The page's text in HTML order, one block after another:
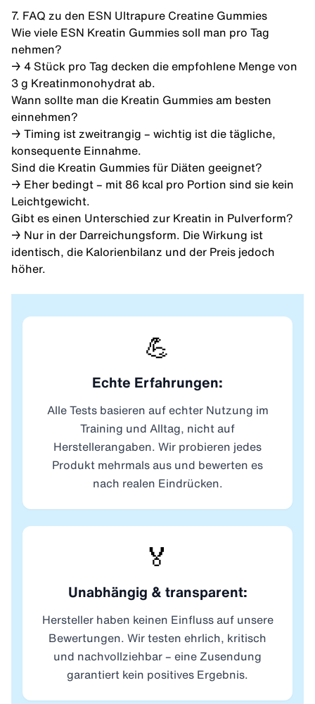
7. FAQ zu den ESN Ultrapure Creatine Gummies
Wie viele ESN Kreatin Gummies soll man pro Tag
nehmen?
→ 4 Stück pro Tag decken die empfohlene Menge von
3 g Kreatinmonohydrat ab.
Wann sollte man die Kreatin Gummies am besten
einnehmen?
→ Timing ist zweitrangig – wichtig ist die tägliche,
konsequente Einnahme.
Sind die Kreatin Gummies für Diäten geeignet?
→ Eher bedingt – mit 86 kcal pro Portion sind sie kein
Leichtgewicht.
Gibt es einen Unterschied zur Kreatin in Pulverform?
→ Nur in der Darreichungsform. Die Wirkung ist
identisch, die Kalorienbilanz und der Preis jedoch
höher.
💪
Echte Erfahrungen:
Alle Tests basieren auf echter Nutzung im
Training und Alltag, nicht auf
Herstellerangaben. Wir probieren jedes
Produkt mehrmals aus und bewerten es
nach realen Eindrücken.
🏅
Unabhängig & transparent:
Hersteller haben keinen Einfluss auf unsere
Bewertungen. Wir testen ehrlich, kritisch
und nachvollziehbar – eine Zusendung
garantiert kein positives Ergebnis.